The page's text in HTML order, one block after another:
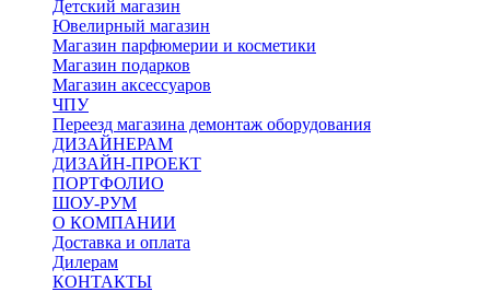
Детский магазин
Ювелирный магазин
Магазин парфюмерии и косметики
Магазин подарков
Магазин аксессуаров
ЧПУ
Переезд магазина демонтаж оборудования
ДИЗАЙНЕРАМ
ДИЗАЙН-ПРОЕКТ
ПОРТФОЛИО
ШОУ-РУМ
О КОМПАНИИ
Доставка и оплата
Дилерам
КОНТАКТЫ